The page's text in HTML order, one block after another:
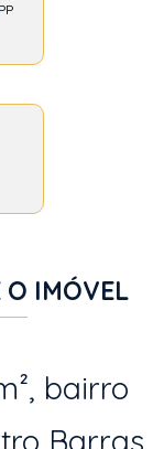
O IMÓVEL
bairro
Barras